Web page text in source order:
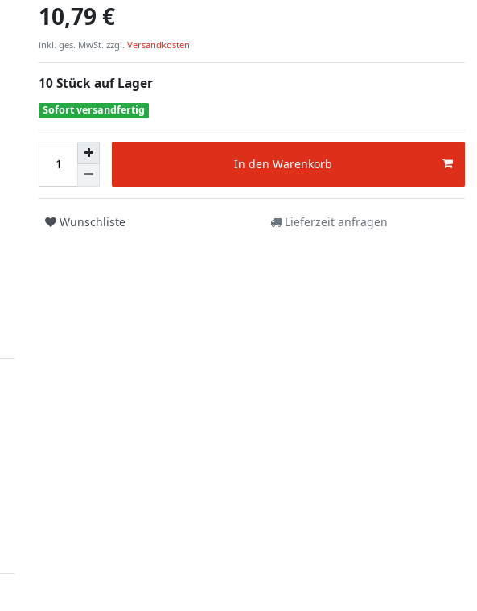
10,79 €
inkl. ges. MwSt. zzgl. Versandkosten
10 Stück auf Lager
Sofort versandfertig
In den Warenkorb
Wunschliste Lieferzeit anfragen